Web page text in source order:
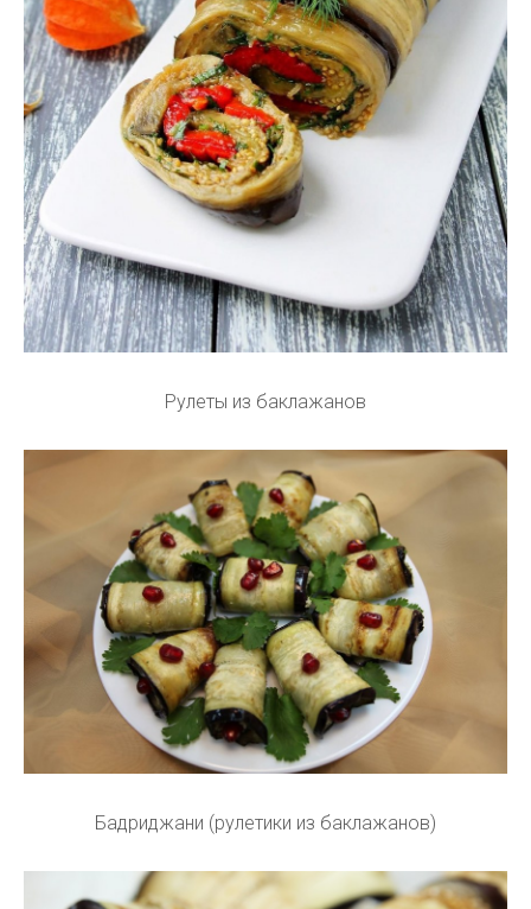
Рулеты из баклажанов
Бадриджани (рулетики из баклажанов)